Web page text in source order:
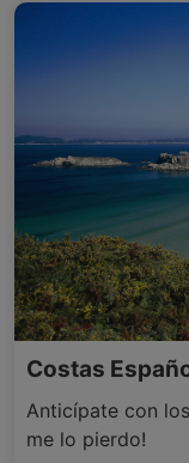
Costas
Anticípate con
me lo pierdo!